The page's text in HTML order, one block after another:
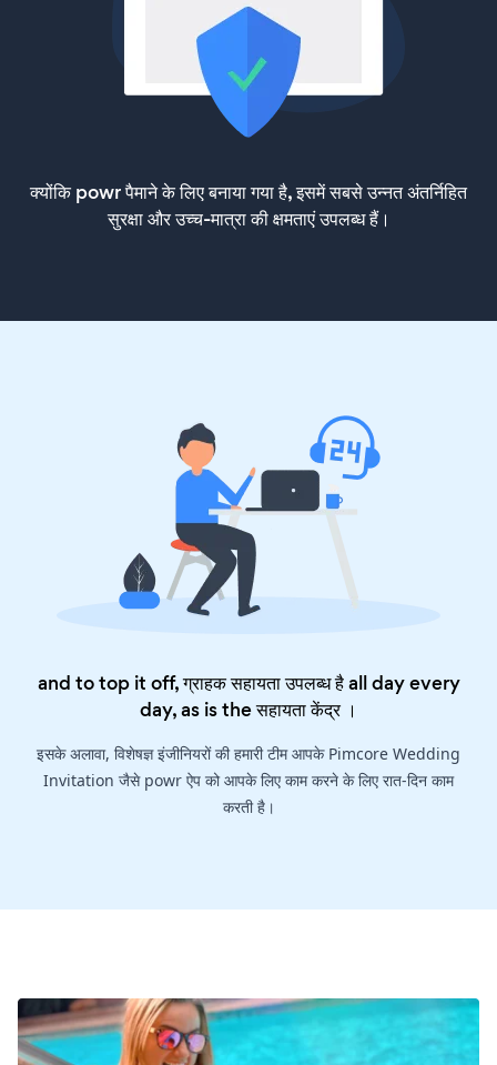
क्योंकि powr पैमाने के लिए बनाया गया है, इसमें सबसे उन्नत अंतर्निहित
सुरक्षा और उच्च-मात्रा की क्षमताएं उपलब्ध हैं।
and to top it off, ग्राहक सहायता उपलब्ध है all day every
day, as is theसहायता केंद्र।
इसके अलावा, विशेषज्ञ इंजीनियरों की हमारी टीम आपके Pimcore Wedding
Invitation जैसे powr ऐप को आपके लिए काम करने के लिए रात-दिन काम
करती है।